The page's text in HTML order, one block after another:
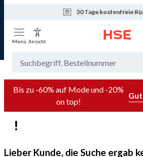
30 Tage kostenfreie
Tagesaktuelle
Menü Ansicht
Bis zu -60% auf Mode und -20%
on top!
Lieber Kunde, die Suche ergab